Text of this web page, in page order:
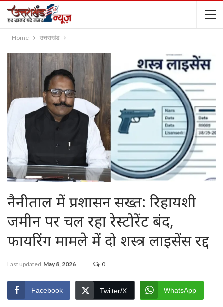
Home उत्तराखंड
नैनीताल में प्रशासन सख्त: रिहायशी
जमीन पर चल रहा रेस्टोरेंट बंद,
फायरिंग मामले में दो शस्त्र लाइसेंस रद्द
Last updated May 8, 2026 0
Facebook Twitter/X WhatsApp